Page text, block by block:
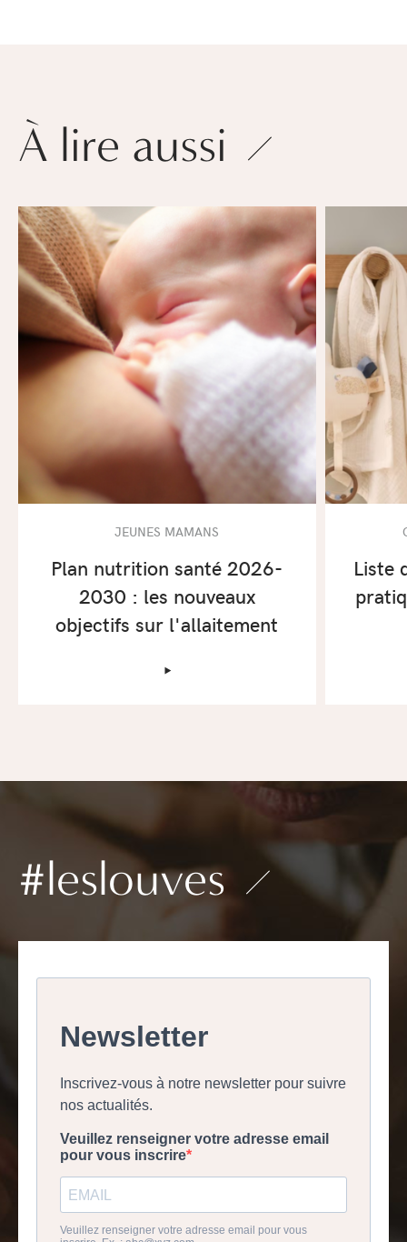
À lire aussi
JEUNES MAMANS
Plan nutrition santé 2026-
2030 : les nouveaux
objectifs sur l'allaitement
‣
Liste
#leslouves